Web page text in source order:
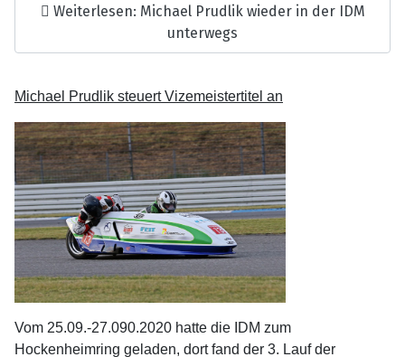
Weiterlesen: Michael Prudlik wieder in der IDM
unterwegs
Michael Prudlik steuert Vizemeistertitel an
Vom 25.09.-27.090.2020 hatte die IDM zum
Hockenheimring geladen, dort fand der 3. Lauf der